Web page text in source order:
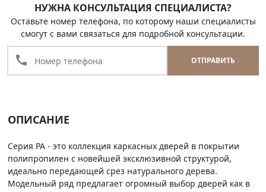
НУЖНА КОНСУЛЬТАЦИЯ СПЕЦИАЛИСТА?
Оставьте номер телефона, по которому наши специалисты
смогут с вами связаться для подробной консультации.
call ОТПРАВИТЬ
ОПИСАНИЕ
Серия PA - это коллекция каркасных дверей в покрытии
полипропилен с новейшей эксклюзивной структурой,
идеально передающей срез натурального дерева.
Модельный ряд предлагает огромный выбор дверей как в